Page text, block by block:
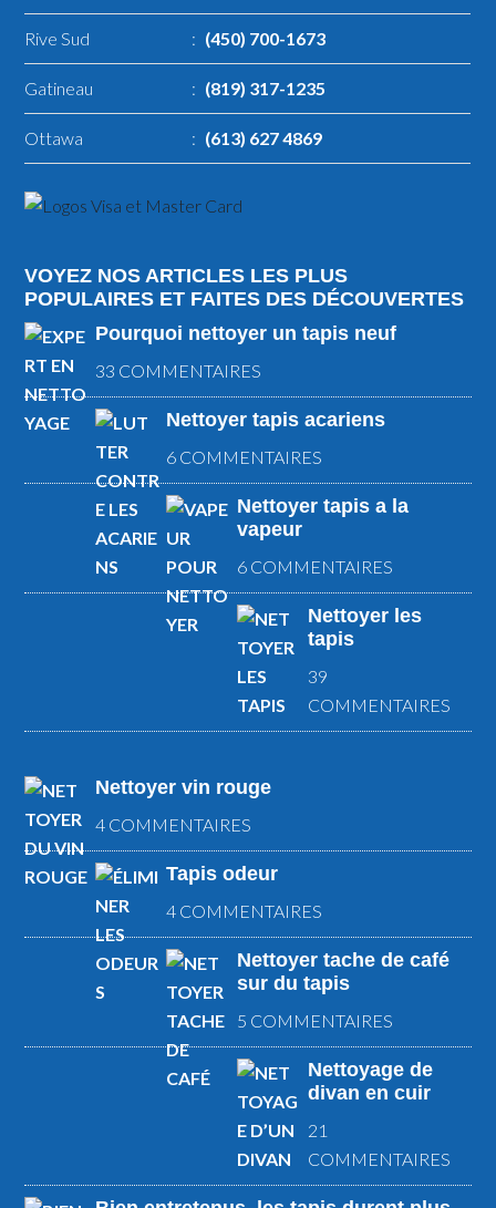
Rive Sud : (450) 700-1673
Gatineau : (819) 317-1235
Ottawa : (613) 627 4869
VOYEZ NOS ARTICLES LES PLUS
POPULAIRES ET FAITES DES DÉCOUVERTES
Pourquoi nettoyer un tapis neuf
33 COMMENTAIRES
Nettoyer tapis acariens
6 COMMENTAIRES
Nettoyer tapis a la
vapeur
6 COMMENTAIRES
Nettoyer les
tapis
39
COMMENTAIRES
Nettoyer vin rouge
4 COMMENTAIRES
Tapis odeur
4 COMMENTAIRES
Nettoyer tache de café
sur du tapis
5 COMMENTAIRES
Nettoyage de
divan en cuir
21
COMMENTAIRES